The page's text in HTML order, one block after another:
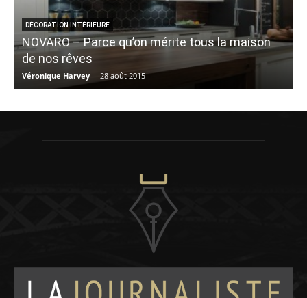
DÉCORATION INTÉRIEURE
NOVARO – Parce qu’on mérite tous la maison
de nos rêves
Véronique Harvey - 28 août 2015